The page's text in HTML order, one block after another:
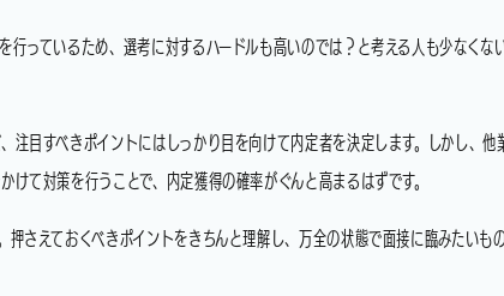
っているため、選考に対するハードルも高いのでは？と考える人も少なくな
注目すべきポイントにはしっかり目を向けて内定者を決定します。しかし、他
て対策を行うことで、内定獲得の確率がぐんと高まるはずです。
さえておくべきポイントをきちんと理解し、万全の状態で面接に臨みたいもの